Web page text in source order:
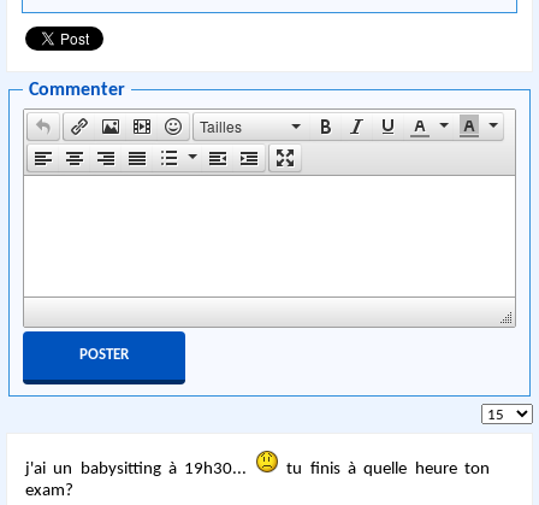
Commenter
Tailles
j'ai un babysitting à 19h30...
tu finis à quelle heure ton
exam?